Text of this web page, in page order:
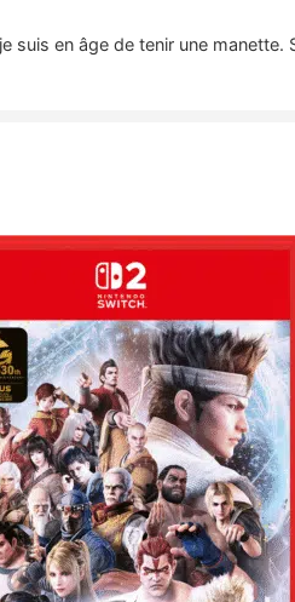
suis en âge de tenir une